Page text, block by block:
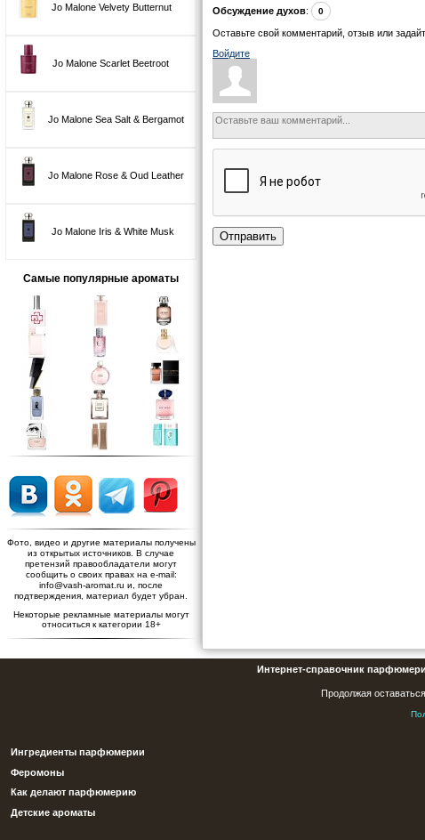
Jo Malone Velvety Butternut
Jo Malone Scarlet Beetroot
Jo Malone Sea Salt & Bergamot
Jo Malone Rose & Oud Leather
Jo Malone Iris & White Musk
Самые популярные ароматы
Фото, видео и другие материалы получены
из открытых источников. В случае
претензий правообладатели могут
сообщить о своих правах на e-mail:
info@vash-aromat.ru и, после
подтверждения, материал будет убран.
Некоторые рекламные материалы могут
относиться к категории 18+
Обсуждение духов: 0
Оставьте свой комментарий, отзыв или
Войдите
Отправить
Интернет-справочник
Продолжая
Ингредиенты парфюмерии
Феромоны
Как делают парфюмерию
Детские ароматы